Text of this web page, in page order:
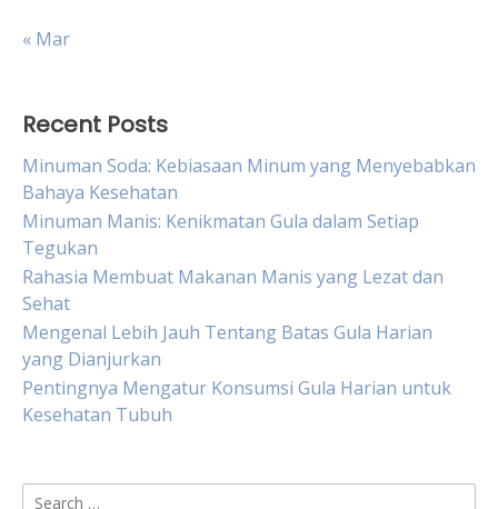
« Mar
Recent Posts
Minuman Soda: Kebiasaan Minum yang Menyebabkan
Bahaya Kesehatan
Minuman Manis: Kenikmatan Gula dalam Setiap
Tegukan
Rahasia Membuat Makanan Manis yang Lezat dan
Sehat
Mengenal Lebih Jauh Tentang Batas Gula Harian
yang Dianjurkan
Pentingnya Mengatur Konsumsi Gula Harian untuk
Kesehatan Tubuh
Search